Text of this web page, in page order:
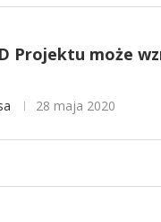
Projektu może
28 maja 2020